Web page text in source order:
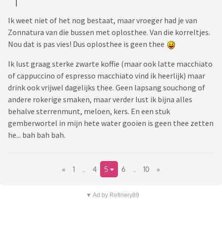
Ik weet niet of het nog bestaat, maar vroeger had je van
Zonnatura van die bussen met oplosthee. Van die korreltjes.
Nou dat is pas vies! Dus oplosthee is geen thee
Ik lust graag sterke zwarte koffie (maar ook latte macchiato
of cappuccino of espresso macchiato vind ik heerlijk) maar
drink ook vrijwel dagelijks thee. Geen lapsang souchong of
andere rokerige smaken, maar verder lust ik bijna alles
behalve sterrenmunt, meloen, kers. En een stuk
gemberwortel in mijn hete water gooien is geen thee zetten
he... bah bah bah.
« 1 4 5 6 10 »
▼ Ad by Refinery89